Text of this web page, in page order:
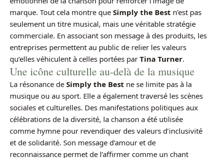
marque. Tout cela montre que Simply the Best n’est pas
seulement un titre musical, mais une véritable stratégie
commerciale. En associant son message à des produits, les
entreprises permettent au public de relier les valeurs
qu’elles véhiculent à celles portées par Tina Turner.
Une icône culturelle au-delà de la musique
La résonance de Simply the Best ne se limite pas à la
musique ou au sport. Elle a également traversé les scènes
sociales et culturelles. Des manifestations politiques aux
célébrations de la diversité, la chanson a été utilisée
comme hymne pour revendiquer des valeurs d’inclusivité
et de solidarité. Son message d’amour et de
reconnaissance permet de l’affirmer comme un chant